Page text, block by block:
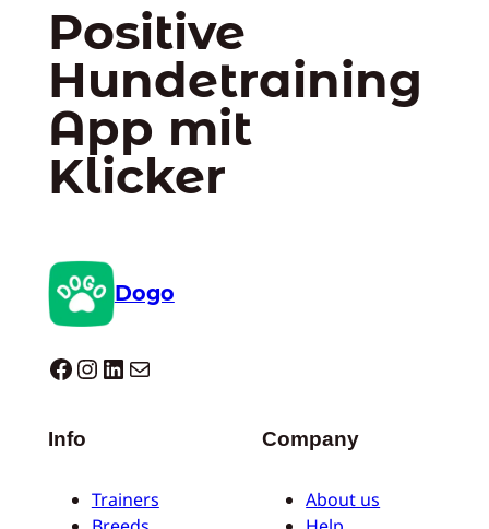
Positive
Hundetraining
App mit
Klicker
Dogo
Dogo facebook InstagramLinkedIn E-Mail
Info
Trainers
Company
About us